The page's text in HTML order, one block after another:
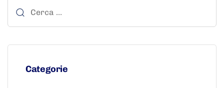
Categorie